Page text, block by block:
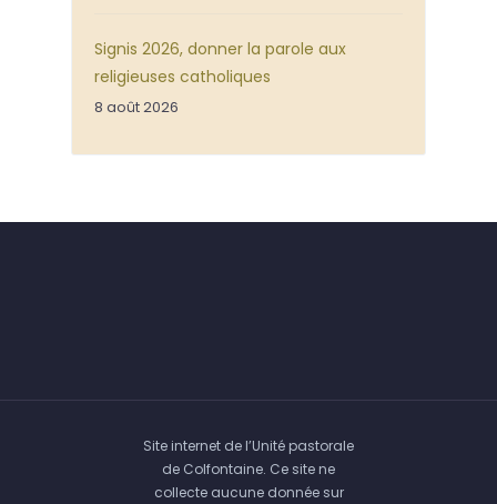
Signis 2026, donner la parole aux
religieuses catholiques
8 août 2026
Site internet de l’Unité pastorale
de Colfontaine. Ce site ne
collecte aucune donnée sur